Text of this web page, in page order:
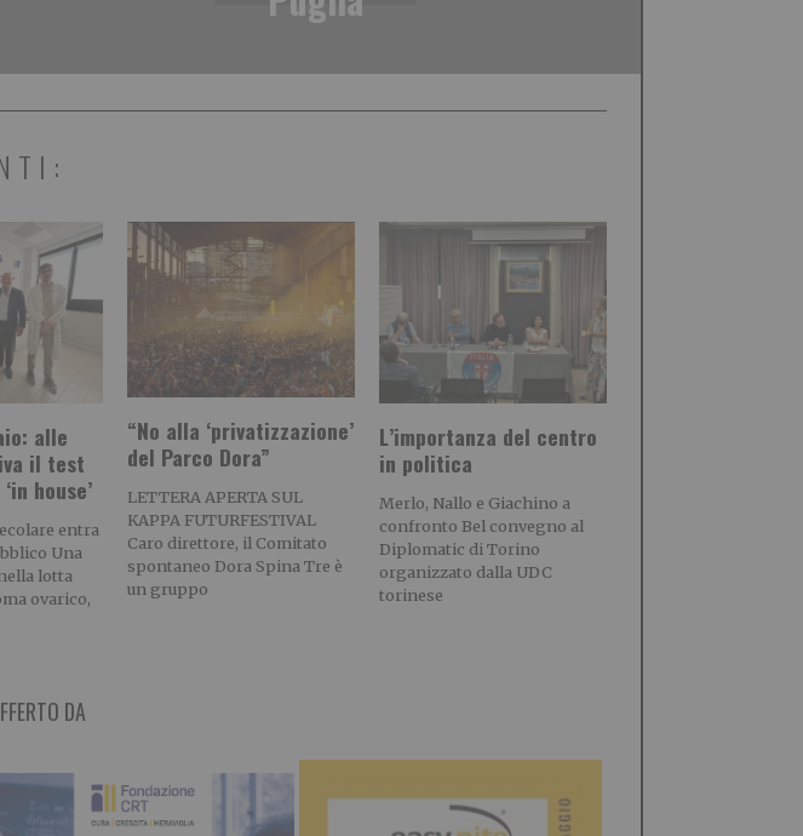
alle
il test
house’
entra
Una
lotta
ovarico,
“No alla ‘privatizzazione’
del Parco Dora”
LETTERA APERTA SUL
KAPPA FUTURFESTIVAL
Caro direttore, il Comitato
spontaneo Dora Spina Tre è
un gruppo
L’importanza del centro
in politica
Merlo, Nallo e Giachino a
confronto Bel convegno al
Diplomatic di Torino
organizzato dalla UDC
torinese
DA